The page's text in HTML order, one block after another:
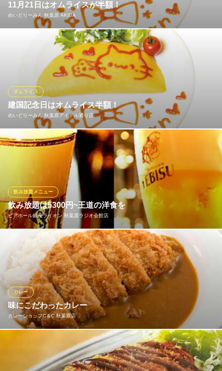
めいどりーみん 秋葉原本店
メイドカフェ
地下鉄銀座線末広町駅 徒歩1分
東京都千代田区外神田3-16-17 住吉ビル6F
11月21日はオムライスが半額！
めいどりーみん 秋葉原 AKIBA
めいどりーみんでは、現在展開中の20店舗それぞれの建国記念日
（オープン日）に各店舗でプレーンオムライスを半額でお召しい
ただけるキャンペーンを実施いたします！ ひみつきちは《11月21
日》に実施！メイドキャストによる“ケチャップお絵かき＆おまじ
ない”と一緒にお楽しみください！
めいどりーみん 秋葉原 AKIBA
メイドカフェ
ＪＲ秋葉原駅 徒歩5分
東京都千代田区外神田1-8-4 銭谷ビル3F
建国記念日はオムライス半額！
めいどりーみん 秋葉原アイドル通り店
オムライス
めいどりーみんでは、現在展開中の20店舗それぞれの建国記念日
（オープン日）に各店舗でプレーンオムライスを半額でお召しい
ただけるキャンペーンを実施いたします！ 秋葉原アイドル通り店
は《7月16日》に実施！メイドキャストによる“ケチャップお絵か
き＆おまじない”と一緒にお楽しみください！
めいどりーみん 秋葉原アイドル通り店
メイドカフェ
地下鉄銀座線末広町駅 徒歩2分
東京都千代田区外神田4-4-2 第一ビル4F共益
飲み放題は5300円~王道の洋食を
ビアホール銀座ライオン 秋葉原ラジオ会館店
飲み放題メニュー
飲み放題付コースなら是非『銀座ライオン秋葉原ラジオ会館店』
へ！こだわりは何と言っても生ビール！基本プランでは【サッポ
ロ生ビール黒ラベル】が飲み放題！他にも【ヱビス生】【ヱビス
プレミアムブラック】【ヱビス＆ヱビス】他が付いたプレミアム
飲み放題のプランもあり！こだわりの味をお試し下さい！！
ビアホール銀座ライオン 秋葉原ラジオ会館店
秋葉原 個室ビアホール
ＪＲ秋葉原駅電気街口 徒歩1分
東京都千代田区外神田1-15-16 秋葉原ラジオ会館B1
味にこだわったカレー
カレーショップC＆C 秋葉原店
カレー
玉ねぎをたっぷり使った自然素材の『甘さ』と28種類のスパイス
を使った調和のとれた『辛さ』 C&Cカレーソースの特徴は≪甘さ
≫と≪辛さ≫の共存です。